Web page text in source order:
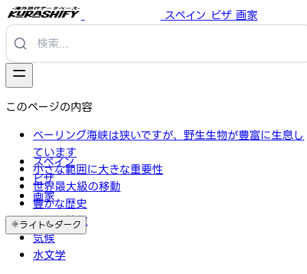
スペイン ビザ 画家
スペイン
ビザ
画家
ライト ダーク
このページの内容
ベーリング海峡は狭いですが、野生生物が豊富に生息し
ています
小さな範囲に大きな重要性
世界最大級の移動
豊かな歴史
物理的特徴
気候
水文学